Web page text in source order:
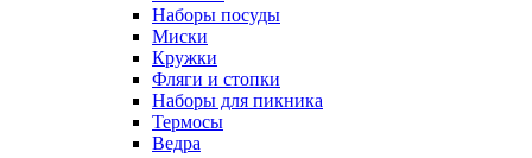
Наборы посуды
Миски
Кружки
Фляги и стопки
Наборы для пикника
Термосы
Ведра